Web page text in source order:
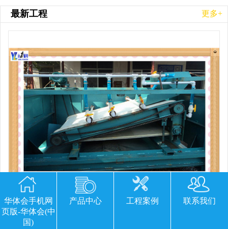
最新工程 更多+
华体会手机网
页版-华体会(中
国)
产品中心 工程案例 联系我们